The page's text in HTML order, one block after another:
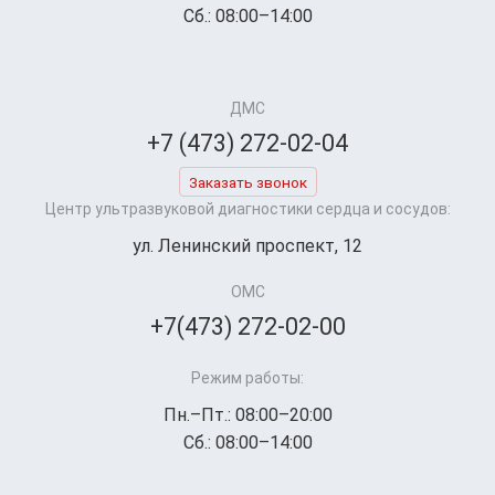
Сб.: 08:00–14:00
ДМС
+7 (473) 272-02-04
Заказать звонок
Центр ультразвуковой диагностики сердца и сосудов:
ул. Ленинский проспект, 12
ОМС
+7(473) 272-02-00
Режим работы:
Пн.–Пт.: 08:00–20:00
Сб.: 08:00–14:00